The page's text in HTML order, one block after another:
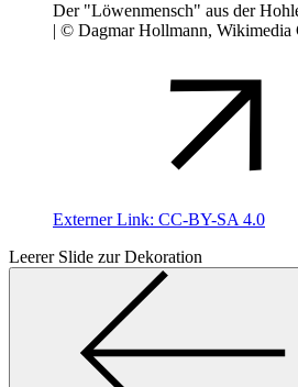
Der "Löwenmensch" aus der
| © Dagmar Hollmann, Wikimedia
Externer Link: CC-BY-SA 4.0
Leerer Slide zur Dekoration